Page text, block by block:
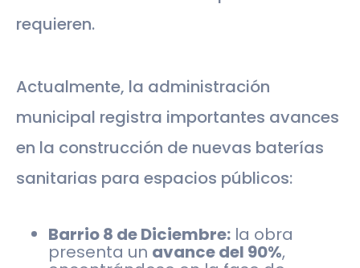
requieren.
Actualmente, la administración
municipal registra importantes avances
en la construcción de nuevas baterías
sanitarias para espacios públicos:
Barrio 8 de Diciembre: la obra
presenta un avance del 90%,